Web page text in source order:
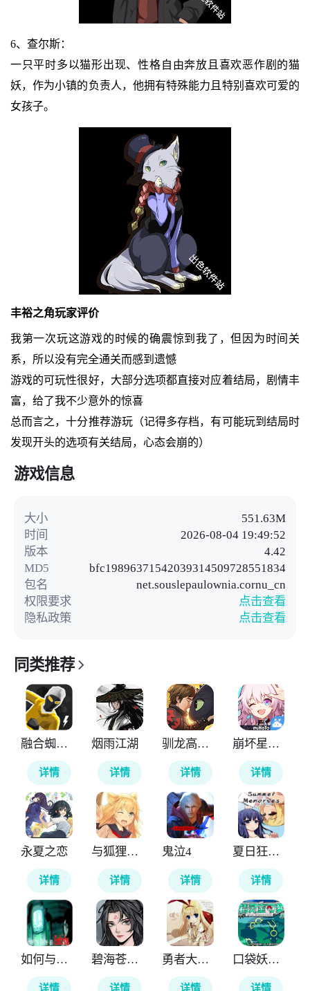
6、查尔斯：
一只平时多以猫形出现、性格自由奔放且喜欢恶作剧的猫
妖，作为小镇的负责人，他拥有特殊能力且特别喜欢可爱的
女孩子。
丰裕之角玩家评价
我第一次玩这游戏的时候的确震惊到我了，但因为时间关
系，所以没有完全通关而感到遗憾
游戏的可玩性很好，大部分选项都直接对应着结局，剧情丰
富，给了我不少意外的惊喜
总而言之，十分推荐游玩（记得多存档，有可能玩到结局时
发现开头的选项有关结局，心态会崩的）
游戏信息
大小
551.63M
时间
2026-08-04 19:49:52
版本
4.42
MD5
bfc19896371542039314509728551834
包名
net.souslepaulownia.cornu_cn
权限要求
点击查看
隐私政策
点击查看
同类推荐
融合蜘蛛侠
详情
烟雨江湖
详情
驯龙高手旅程
详情
崩坏星穹铁道云游戏
详情
永夏之恋
详情
与狐狸的日常
详情
鬼泣4
详情
夏日狂想曲
详情
如何与实体约会
详情
碧海苍云录
详情
勇者大战魔物娘
详情
口袋妖怪神兽领域
详情